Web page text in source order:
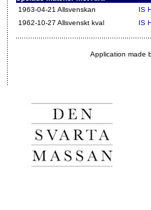
1963-04-21 Allsvenskan
IS
1962-10-27 Allsvenskt kval
IS
Application made